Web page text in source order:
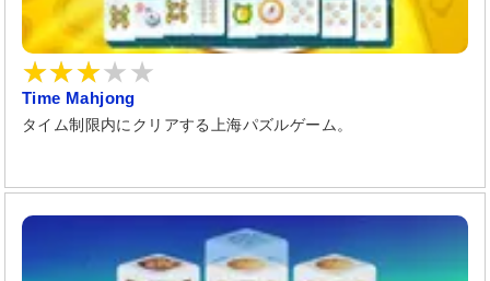
Time Mahjong
タイム制限内にクリアする上海パズルゲーム。